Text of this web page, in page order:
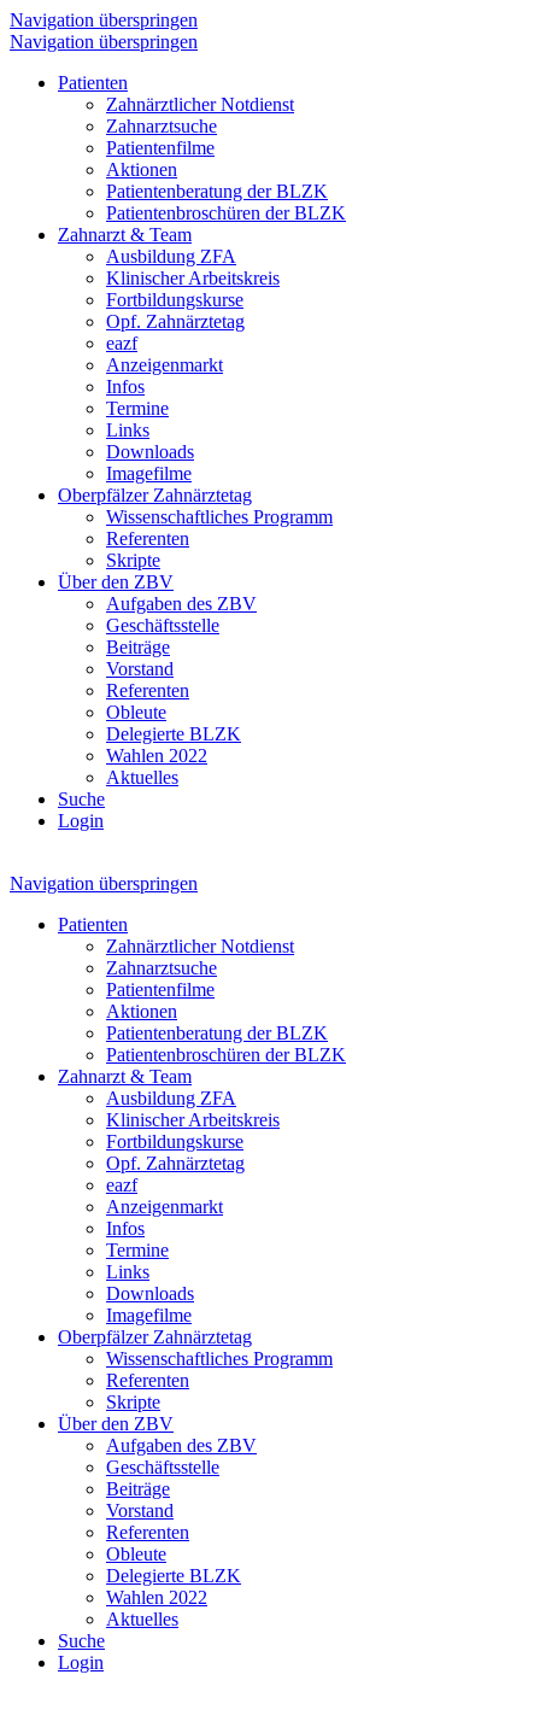
Navigation überspringen
Navigation überspringen
Patienten
Zahnärztlicher Notdienst
Zahnarztsuche
Patientenfilme
Aktionen
Patientenberatung der BLZK
Patientenbroschüren der BLZK
Zahnarzt & Team
Ausbildung ZFA
Klinischer Arbeitskreis
Fortbildungskurse
Opf. Zahnärztetag
eazf
Anzeigenmarkt
Infos
Termine
Links
Downloads
Imagefilme
Oberpfälzer Zahnärztetag
Wissenschaftliches Programm
Referenten
Skripte
Über den ZBV
Aufgaben des ZBV
Geschäftsstelle
Beiträge
Vorstand
Referenten
Obleute
Delegierte BLZK
Wahlen 2022
Aktuelles
Suche
Login
Navigation überspringen
Patienten
Zahnärztlicher Notdienst
Zahnarztsuche
Patientenfilme
Aktionen
Patientenberatung der BLZK
Patientenbroschüren der BLZK
Zahnarzt & Team
Ausbildung ZFA
Klinischer Arbeitskreis
Fortbildungskurse
Opf. Zahnärztetag
eazf
Anzeigenmarkt
Infos
Termine
Links
Downloads
Imagefilme
Oberpfälzer Zahnärztetag
Wissenschaftliches Programm
Referenten
Skripte
Über den ZBV
Aufgaben des ZBV
Geschäftsstelle
Beiträge
Vorstand
Referenten
Obleute
Delegierte BLZK
Wahlen 2022
Aktuelles
Suche
Login